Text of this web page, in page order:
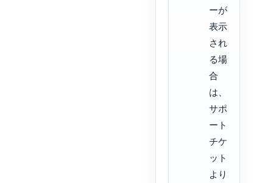
ーが
表示
され
る場
合
は、
サポ
ート
チケ
ット
より